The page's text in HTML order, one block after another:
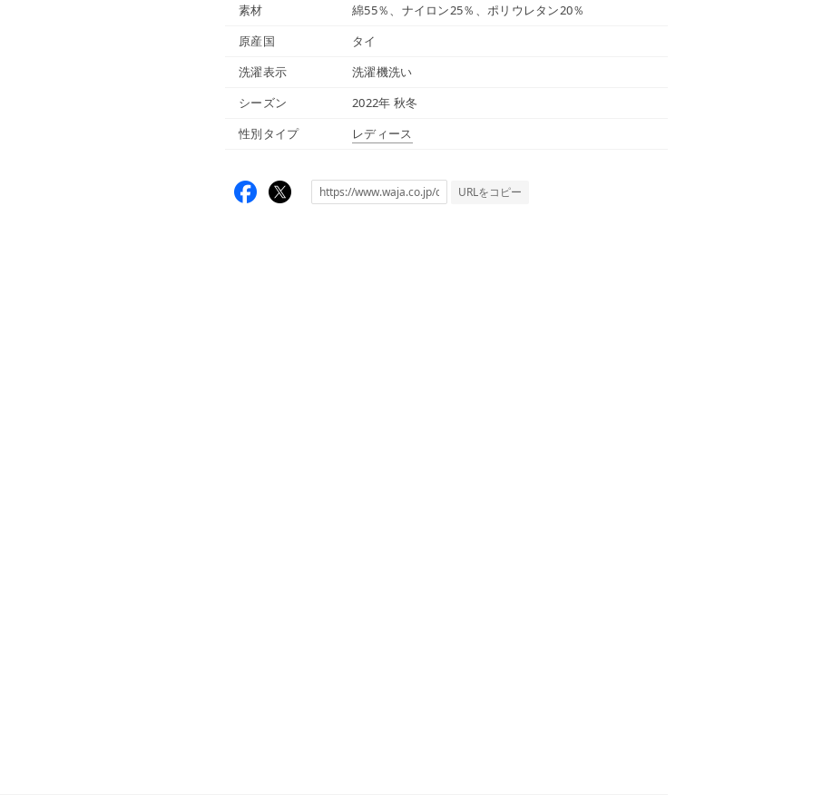
素材
綿55％、ナイロン25％、ポリウレタン20％
原産国
タイ
洗濯表示
洗濯機洗い
シーズン
2022年 秋冬
性別タイプ
レディース
URLをコピー